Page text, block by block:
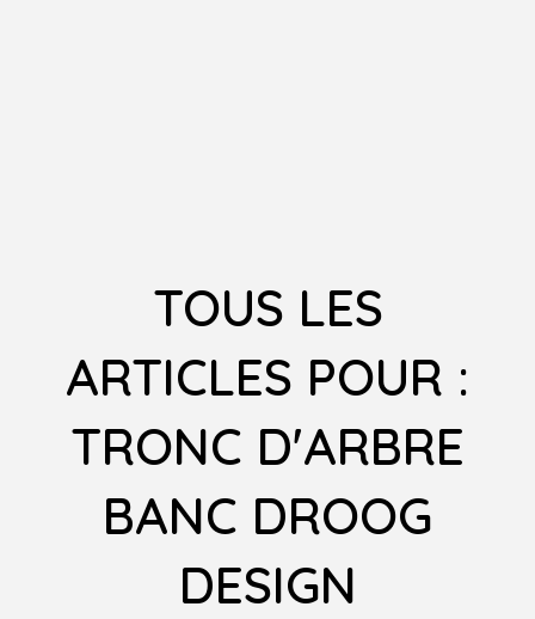
TOUS LES
ARTICLES POUR :
TRONC D'ARBRE
BANC DROOG
DESIGN